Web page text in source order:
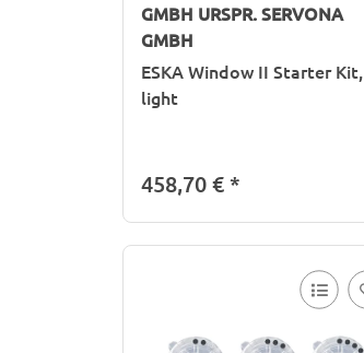
GMBH URSPR. SERVONA
GMBH
ESKA Window II Starter Kit,
light
458,70 €*